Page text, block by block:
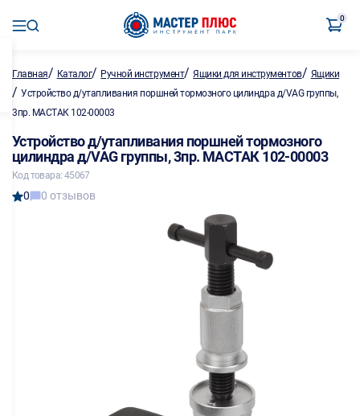
0
Главная/ Каталог/ Ручной инструмент/Ящики для инструментов/ Ящики
/ Устройство д/утапливания поршней тормозного цилиндра д/VAG группы,
3пр. МАСТАК 102-00003
Устройство д/утапливания поршней тормозного
цилиндра д/VAG группы, 3пр. МАСТАК 102-00003
Код товара: 45067
0 0 отзывов